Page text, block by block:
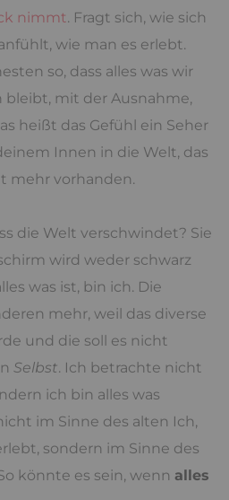
nimmt. Fragt sich, wie sich
wie man es erlebt.
so, dass alles was wir
mit der Ausnahme,
heißt das Gefühl ein Seher
Innen in die Welt, das
mehr vorhanden.
die Welt verschwindet? Sie
wird weder schwarz
was ist, bin ich. Die
mehr, weil das diverse
und die soll es nicht
Selbst. Ich betrachte nicht
ich bin alles was
im Sinne des alten Ich,
sondern im Sinne des
könnte es sein, wenn alles